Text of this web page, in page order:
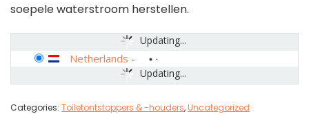
soepele waterstroom herstellen.
Updating...
Updating...
Netherlands -
Categories: Toiletontstoppers & -houders,Uncategorized